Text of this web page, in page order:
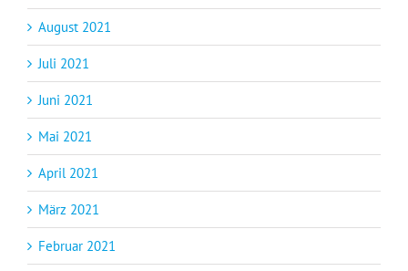
August 2021
Juli 2021
Juni 2021
Mai 2021
April 2021
März 2021
Februar 2021